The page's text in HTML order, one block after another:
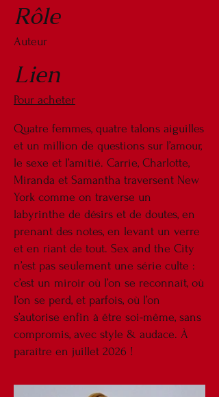
Rôle
Auteur
Lien
Pour acheter
Quatre femmes, quatre talons aiguilles
et un million de questions sur l’amour,
le sexe et l’amitié. Carrie, Charlotte,
Miranda et Samantha traversent New
York comme on traverse un
labyrinthe de désirs et de doutes, en
prenant des notes, en levant un verre
et en riant de tout. Sex and the City
n’est pas seulement une série culte :
c’est un miroir où l’on se reconnaît, où
l’on se perd, et parfois, où l’on
s’autorise enfin à être soi-même, sans
compromis, avec style & audace. À
paraître en juillet 2026 !